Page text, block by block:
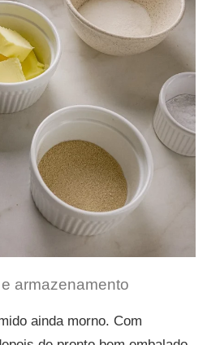
armazenamento
ainda morno. Com